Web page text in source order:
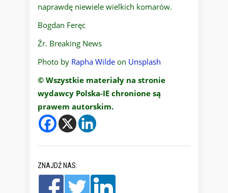
naprawdę niewiele wielkich komarów.
Bogdan Feręc
Źr. Breaking News
Photo by Rapha Wilde on Unsplash
© Wszystkie materiały na stronie
wydawcy Polska-IE chronione są
prawem autorskim.
ZNAJDŹ NAS: